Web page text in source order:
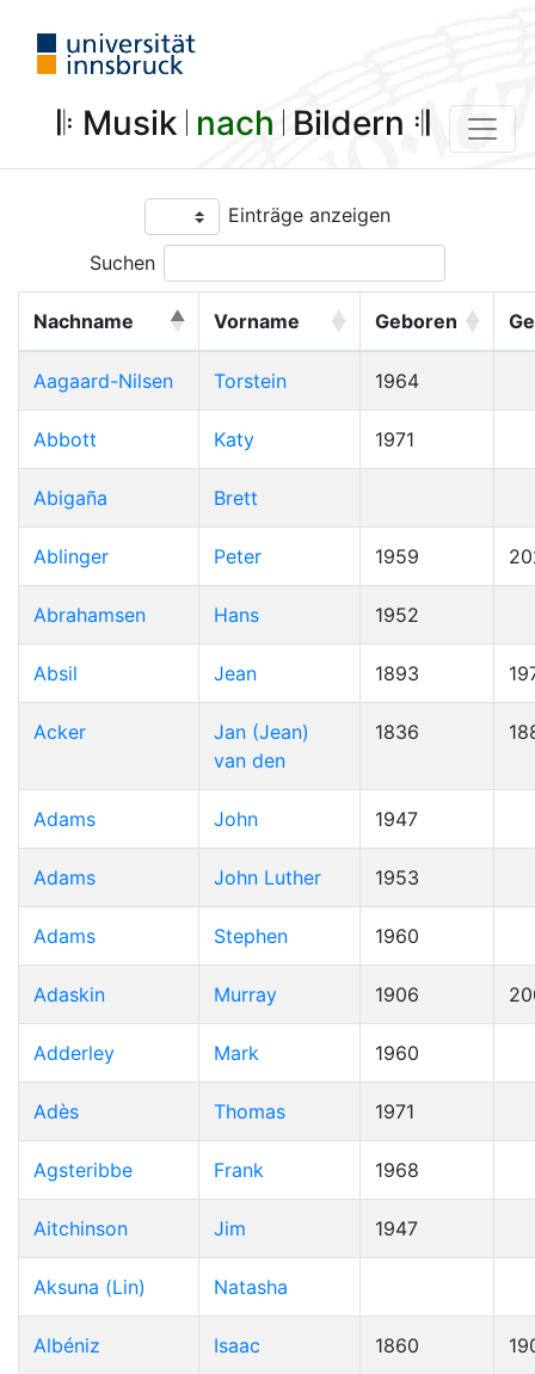
𝄆 Musik 𝄀 nach 𝄀 Bildern 𝄇
Einträge anzeigen
Suchen
Nachname Vorname Geboren
Aagaard-Nilsen Torstein 1964
Abbott Katy 1971
Abigaña Brett
Ablinger Peter 1959
Abrahamsen Hans 1952
Absil Jean 1893
Acker
Jan (Jean)
van den
1836
Adams John 1947
Adams John Luther 1953
Adams Stephen 1960
Adaskin Murray 1906
Adderley Mark 1960
Adès Thomas 1971
Agsteribbe Frank 1968
Aitchinson Jim 1947
Aksuna (Lin) Natasha
Albéniz Isaac 1860